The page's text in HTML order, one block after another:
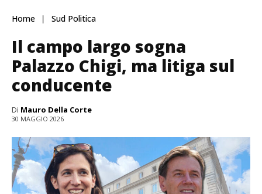
Home Sud Politica
Il campo largo sogna
Palazzo Chigi, ma litiga sul
conducente
Di Mauro Della Corte
30 MAGGIO 2026